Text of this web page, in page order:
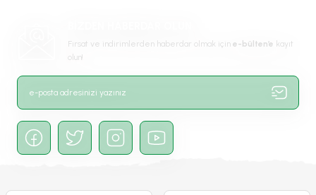
Gönder
Fırsat ve indirimlerden haberdar olmak için e-bülten’e kayıt
olun!